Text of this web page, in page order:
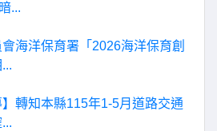
...
海洋保育署「2026海洋保育創
】轉知本縣115年1-5月道路交通